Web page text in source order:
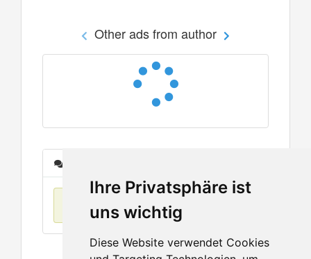
Ihre Privatsphäre ist
uns wichtig
Diese Website verwendet Cookies
Other ads from author
No items found